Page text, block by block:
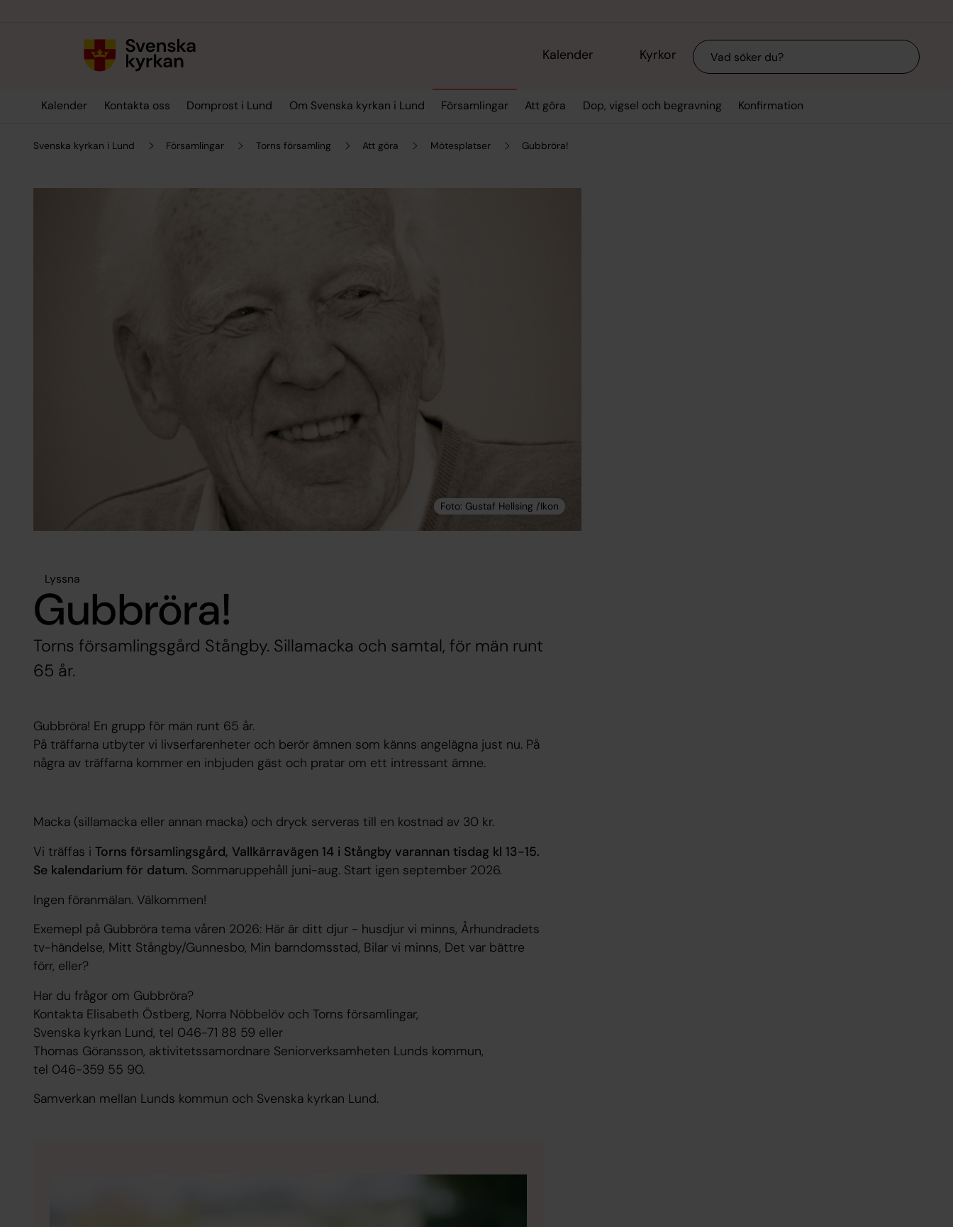
Kalender Kyrkor Sök
Kalender Kontakta oss Domprost i Lund Om Svenska kyrkan i Lund Församlingar Att göra Dop, vigsel och begravning Konfirmation
Svenska kyrkan i Lund Församlingar Torns församling Att göra Mötesplatser Gubbröra!
Lyssna
Gubbröra!
Torns församlingsgård Stångby. Sillamacka och samtal, för män runt
65 år.
Gubbröra! En grupp för män runt 65 år.
På träffarna utbyter vi livserfarenheter och berör ämnen som känns angelägna just nu. På
några av träffarna kommer en inbjuden gäst och pratar om ett intressant ämne.
Macka (sillamacka eller annan macka) och dryck serveras till en kostnad av 30 kr.
Vi träffas i Torns församlingsgård, Vallkärravägen 14 i Stångby varannan tisdagkl 13-15.
Se kalendarium för datum. Sommaruppehåll juni-aug. Start igen september 2026.
Ingen föranmälan. Välkommen!
Exemepl på Gubbröra tema våren 2026: Här är ditt djur - husdjur vi minns, Århundradets
tv-händelse, Mitt Stångby/Gunnesbo, Min barndomsstad, Bilar vi minns, Det var bättre
förr, eller?
Har du frågor om Gubbröra?
Kontakta Elisabeth Östberg, Norra Nöbbelöv och Torns församlingar,
Svenska kyrkan Lund, tel 046-71 88 59 eller
Thomas Göransson, aktivitetssamordnare Seniorverksamheten Lunds kommun,
tel 046-359 55 90.
Samverkan mellan Lunds kommun och Svenska kyrkan Lund.